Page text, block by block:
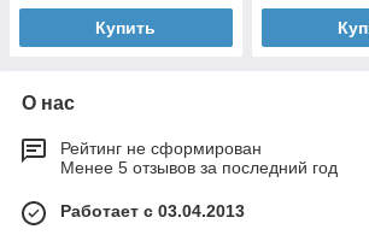
Купить
О нас
Рейтинг не сформирован
Менее 5 отзывов за последний год
Работает с 03.04.2013